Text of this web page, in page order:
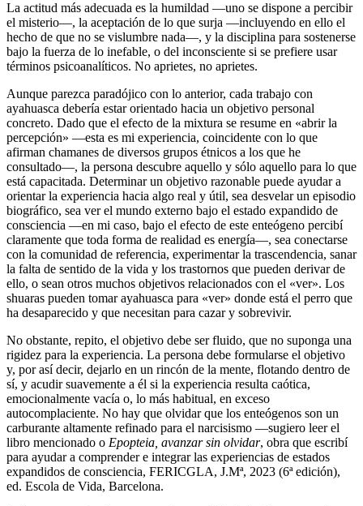
La actitud más adecuada es la humildad —uno se dispone a percibir
el misterio—, la aceptación de lo que surja —incluyendo en ello el
hecho de que no se vislumbre nada—, y la disciplina para sostenerse
bajo la fuerza de lo inefable, o del inconsciente si se prefiere usar
términos psicoanalíticos. No aprietes, no aprietes.
Aunque parezca paradójico con lo anterior, cada trabajo con
ayahuasca debería estar orientado hacia un objetivo personal
concreto. Dado que el efecto de la mixtura se resume en «abrir la
percepción» —esta es mi experiencia, coincidente con lo que
afirman chamanes de diversos grupos étnicos a los que he
consultado—, la persona descubre aquello y sólo aquello para lo que
está capacitada. Determinar un objetivo razonable puede ayudar a
orientar la experiencia hacia algo real y útil, sea desvelar un episodio
biográfico, sea ver el mundo externo bajo el estado expandido de
consciencia —en mi caso, bajo el efecto de este enteógeno percibí
claramente que toda forma de realidad es energía—, sea conectarse
con la comunidad de referencia, experimentar la trascendencia, sanar
la falta de sentido de la vida y los trastornos que pueden derivar de
ello, o sean otros muchos objetivos relacionados con el «ver». Los
shuaras pueden tomar ayahuasca para «ver» donde está el perro que
ha desaparecido y que necesitan para cazar y sobrevivir.
No obstante, repito, el objetivo debe ser fluido, que no suponga una
rigidez para la experiencia. La persona debe formularse el objetivo
y, por así decir, dejarlo en un rincón de la mente, flotando dentro de
sí, y acudir suavemente a él si la experiencia resulta caótica,
emocionalmente vacía o, lo más habitual, en exceso
autocomplaciente. No hay que olvidar que los enteógenos son un
carburante altamente refinado para el narcisismo —sugiero leer el
libro mencionado o Epopteia, avanzar sin olvidar, obra que escribí
para ayudar a comprender e integrar las experiencias de estados
expandidos de consciencia, FERICGLA, J.Mª, 2023 (6ª edición),
ed. Escola de Vida, Barcelona.